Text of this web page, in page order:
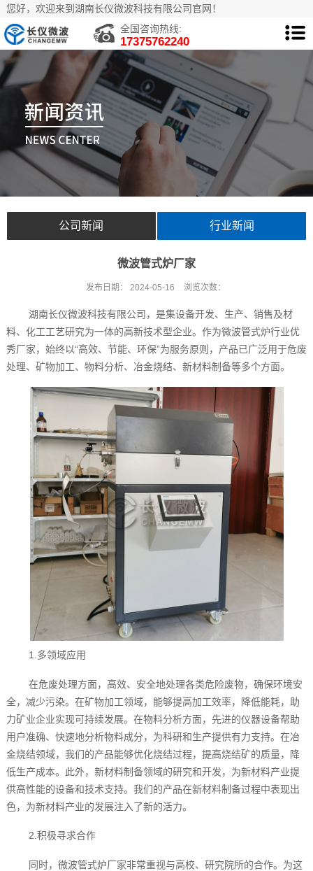
您好，欢迎来到湖南长仪微波科技有限公司官网！
全国咨询热线:
17375762240
公司新闻 行业新闻
微波管式炉厂家
发布日期： 2024-05-16 浏览次数：
湖南长仪微波科技有限公司，是集设备开发、生产、销售及材
料、化工工艺研究为一体的高新技术型企业。作为微波管式炉行业优
秀厂家，始终以“高效、节能、环保”为服务原则，产品已广泛用于危废
处理、矿物加工、物料分析、冶金烧结、新材料制备等多个方面。
1.多领域应用
在危废处理方面，高效、安全地处理各类危险废物，确保环境安
全，减少污染。在矿物加工领域，能够提高加工效率，降低能耗，助
力矿业企业实现可持续发展。在物料分析方面，先进的仪器设备帮助
用户准确、快速地分析物料成分，为科研和生产提供有力支持。在冶
金烧结领域，我们的产品能够优化烧结过程，提高烧结矿的质量，降
低生产成本。此外，新材料制备领域的研究和开发，为新材料产业提
供高性能的设备和技术支持。我们的产品在新材料制备过程中表现出
色，为新材料产业的发展注入了新的活力。
2.积极寻求合作
同时，微波管式炉厂家非常重视与高校、研究院所的合作。为这